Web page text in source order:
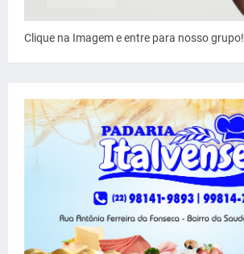
Clique na Imagem e entre para nosso